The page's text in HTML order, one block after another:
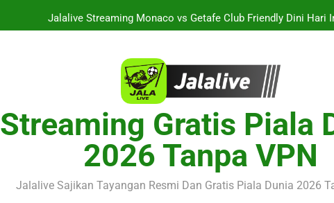
Jalalive Streaming Monaco vs Getafe Club Friendly Dini Hari
Streaming Singapura vs Indonesia Piala ASEAN Malam
Jalalive Aston Villa vs Bayern Club Friendly Malam Ini Pukul
Jalalive Streaming Monaco vs Getafe Club Friendly Dini Hari
KuPS vs U Craiova Liga Eropa UEFA Malam Ini Pukul
Streaming Gratis Piala
2026 Tanpa VPN
Jalalive Sajikan Tayangan Resmi Dan Gratis Piala Dunia 2026